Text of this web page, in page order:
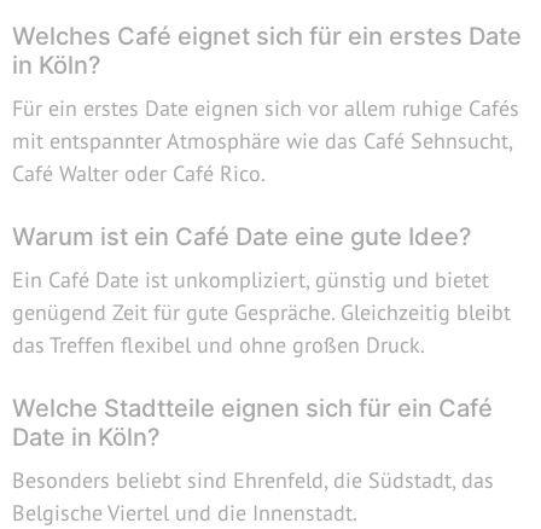
Welches Café eignet sich für ein erstes Date
in Köln?
Für ein erstes Date eignen sich vor allem ruhige Cafés
mit entspannter Atmosphäre wie das Café Sehnsucht,
Café Walter oder Café Rico.
Warum ist ein Café Date eine gute Idee?
Ein Café Date ist unkompliziert, günstig und bietet
genügend Zeit für gute Gespräche. Gleichzeitig bleibt
das Treffen flexibel und ohne großen Druck.
Welche Stadtteile eignen sich für ein Café
Date in Köln?
Besonders beliebt sind Ehrenfeld, die Südstadt, das
Belgische Viertel und die Innenstadt.